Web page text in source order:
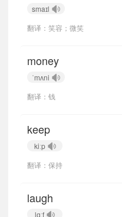
smaɪl
翻译：笑容；微笑
money
ˈmʌni
翻译：钱
keep
kiːp
翻译：保持
laugh
lɑːf